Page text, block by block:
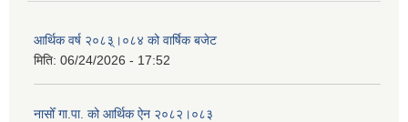
आर्थिक वर्ष २०८३्।०८४ को वार्षिक बजेट
मिति: 06/24/2026 - 17:52
नासोँ गा.पा. को आर्थिक ऐन २०८२।०८३